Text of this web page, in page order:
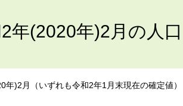
年(2020年)2月の人
年)2月（いずれも令和2年1月末現在の確定値）